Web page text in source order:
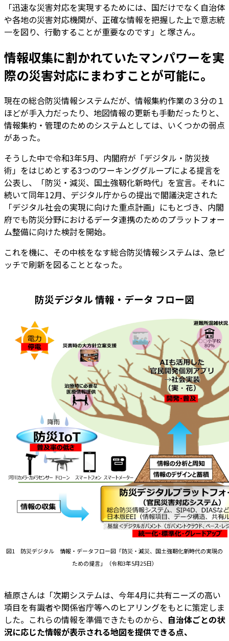
「迅速な災害対応を実現するためには、国だけでなく自治体
や各地の災害対応機関が、正確な情報を把握した上で意志統
一を図り、行動することが重要なのです」と塚さん。
情報収集に割かれていたマンパワーを実
際の災害対応にまわすことが可能に。
現在の総合防災情報システムだが、情報集約作業の３分の１
ほどが手入力だったり、地図情報の更新も手動だったりと、
情報集約・管理のためのシステムとしては、いくつかの弱点
があった。
そうした中で令和3年5月、内閣府が「デジタル・防災技
術」をはじめとする3つのワーキンググループによる提言を
公表し、「防災・減災、国土強靱化新時代」を宣言。それに
続いて同年12月、デジタル庁からの提出で閣議決定された
「デジタル社会の実現に向けた重点計画」にもとづき、内閣
府でも防災分野におけるデータ連携のためのプラットフォー
ム整備に向けた検討を開始。
これを機に、その中核をなす総合防災情報システムは、急ピ
ッチで刷新を図ることとなった。
防災デジタル 情報・データ フロー図
図1 防災デジタル 情報・データフロー図「防災・減災、国土強靭化新時代の実現の
ための提言」（令和3年5月25日）
植原さんは「次期システムは、今年4月に共有ニーズの高い
項目を有識者や関係省庁等へのヒアリングをもとに策定しま
した。これらの情報を準備できたものから、 自治体ごとの状
況に応じた情報が表示される地図を提供できる点、